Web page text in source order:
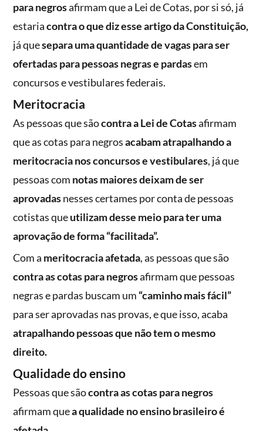
para negrosafirmam que a Lei de Cotas, por si só, já
estariacontra o que diz esse artigo da Constituição,
já quesepara uma quantidade de vagas para ser
ofertadas para pessoas negras e pardasem
concursos e vestibulares federais.
Meritocracia
As pessoas que sãocontra a Lei de Cotasafirmam
que as cotas para negrosacabam atrapalhando a
meritocracia nos concursos e vestibulares, já que
pessoas com notas maiores deixam de ser
aprovadasnesses certames por conta de pessoas
cotistas queutilizam desse meio para ter uma
aprovação de forma “facilitada”.
Com a meritocracia afetada, as pessoas que são
contra as cotas para negrosafirmam que pessoas
negras e pardas buscam um “caminho mais fácil”
para ser aprovadas nas provas, e que isso, acaba
atrapalhando pessoas que não tem o mesmo
direito.
Qualidade do ensino
Pessoas que sãocontra as cotas para negros
afirmam quea qualidade no ensino brasileiro é